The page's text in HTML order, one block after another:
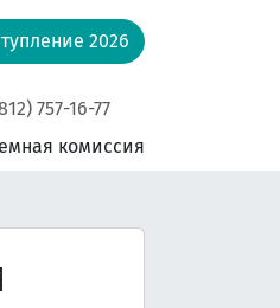
2026
757-16-77
комиссия